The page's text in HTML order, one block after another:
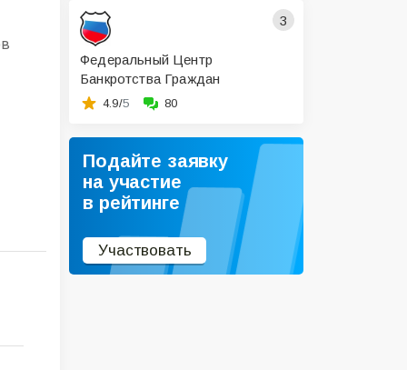
3
Федеральный Центр
Банкротства Граждан
4.9/5 80
Подайте заявку
на участие
в рейтинге
Участвовать